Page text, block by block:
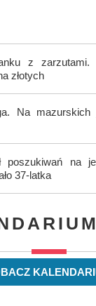
z
złotych
Na
poszukiwań na
37-latka